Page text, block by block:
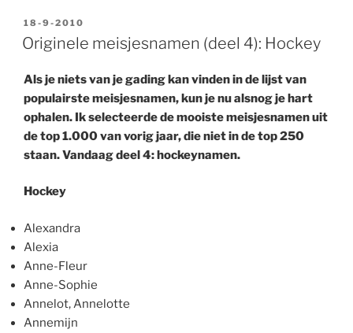
GEPLAATST
OP
18-9-2010
Originele meisjesnamen (deel 4): Hockey
Als je niets van je gading kan vinden in de lijst van
populairste meisjesnamen, kun je nu alsnog je hart
ophalen. Ik selecteerde de mooiste meisjesnamen uit
de top 1.000 van vorig jaar, die niet in de top 250
staan. Vandaag deel 4: hockeynamen.
Hockey
Alexandra
Alexia
Anne-Fleur
Anne-Sophie
Annelot, Annelotte
Annemijn